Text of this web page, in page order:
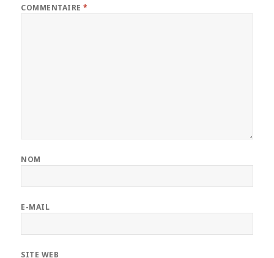
COMMENTAIRE*
NOM
E-MAIL
SITE WEB